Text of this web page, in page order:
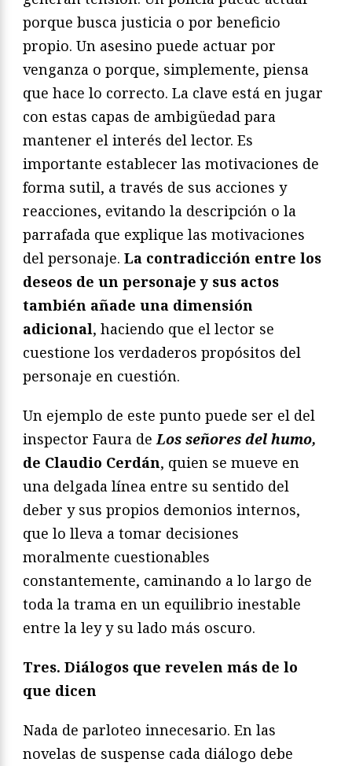
porque busca justicia o por beneficio
propio. Un asesino puede actuar por
venganza o porque, simplemente, piensa
que hace lo correcto. La clave está en jugar
con estas capas de ambigüedad para
mantener el interés del lector. Es
importante establecer las motivaciones de
forma sutil, a través de sus acciones y
reacciones, evitando la descripción o la
parrafada que explique las motivaciones
del personaje. La contradicción entre los
deseos de un personaje y sus actos
también añade una dimensión
adicional, haciendo que el lector se
cuestione los verdaderos propósitos del
personaje en cuestión.
Un ejemplo de este punto puede ser el del
inspector Faura de Los señores del humo,
de Claudio Cerdán, quien se mueve en
una delgada línea entre su sentido del
deber y sus propios demonios internos,
que lo lleva a tomar decisiones
moralmente cuestionables
constantemente, caminando a lo largo de
toda la trama en un equilibrio inestable
entre la ley y su lado más oscuro.
Tres. Diálogos que revelen más de lo
que dicen
Nada de parloteo innecesario. En las
novelas de suspense cada diálogo debe